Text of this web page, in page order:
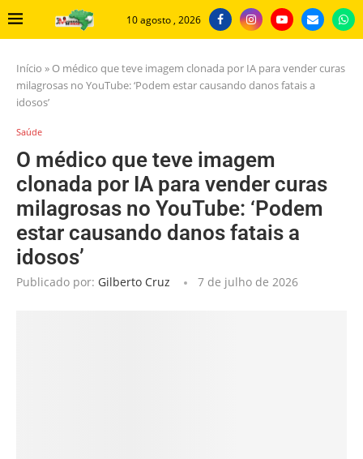
10 agosto , 2026
Início » O médico que teve imagem clonada por IA para vender curas
milagrosas no YouTube: ‘Podem estar causando danos fatais a
idosos’
Saúde
O médico que teve imagem
clonada por IA para vender curas
milagrosas no YouTube: ‘Podem
estar causando danos fatais a
idosos’
Publicado por: Gilberto Cruz 7 de julho de 2026